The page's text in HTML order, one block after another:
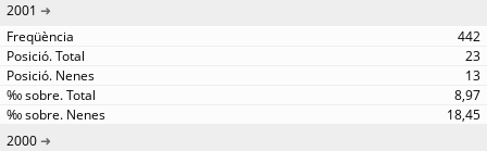
2001
442
23
13
8,97
18,45
2000